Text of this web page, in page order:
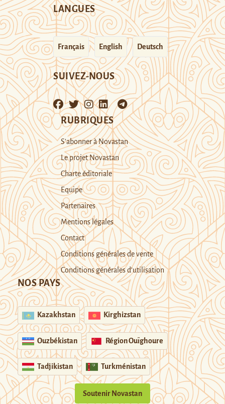
LANGUES
Français English Deutsch
SUIVEZ-NOUS
RUBRIQUES
S’abonner à Novastan
Le projet Novastan
Charte éditoriale
Equipe
Partenaires
Mentions légales
Contact
Conditions générales de vente
Conditions générales d’utilisation
NOS PAYS
Kazakhstan Kirghizstan
Ouzbékistan Région Ouïghoure
Tadjikistan Turkménistan
Soutenir Novastan